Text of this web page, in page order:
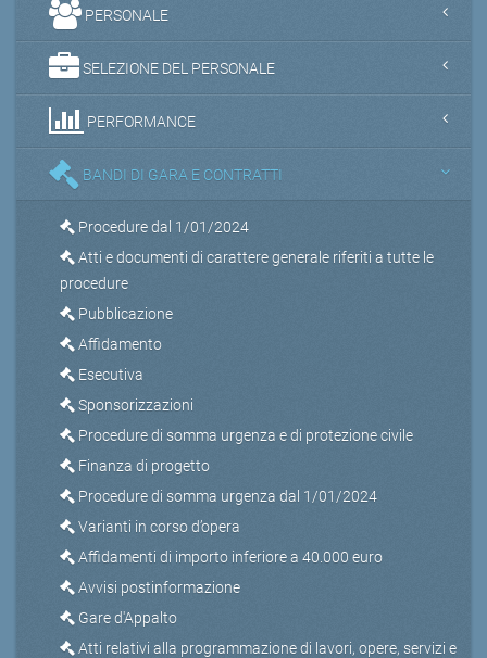
PERSONALE
SELEZIONE DEL PERSONALE
PERFORMANCE
BANDI DI GARA E CONTRATTI
Procedure dal 1/01/2024
Atti e documenti di carattere generale riferiti a tutte le
procedure
Pubblicazione
Affidamento
Esecutiva
Sponsorizzazioni
Procedure di somma urgenza e di protezione civile
Finanza di progetto
Procedure di somma urgenza dal 1/01/2024
Varianti in corso d’opera
Affidamenti di importo inferiore a 40.000 euro
Avvisi postinformazione
Gare d'Appalto
Atti relativi alla programmazione di lavori, opere, servizi e